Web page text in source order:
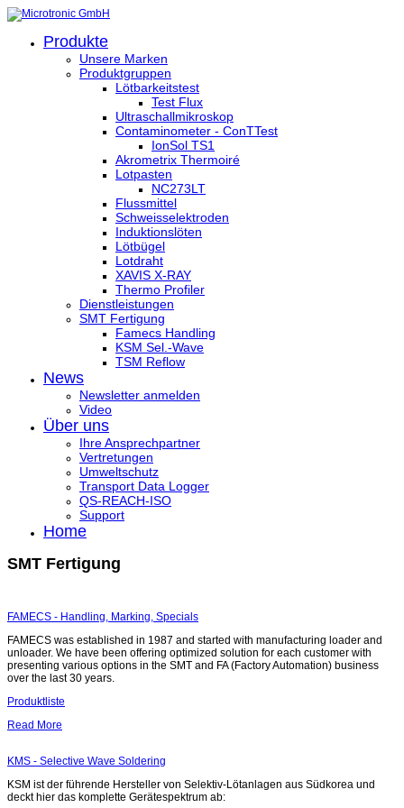
Produkte
Unsere Marken
Produktgruppen
Lötbarkeitstest
Test Flux
Ultraschallmikroskop
Contaminometer - ConTTest
IonSol TS1
Akrometrix Thermoiré
Lotpasten
NC273LT
Flussmittel
Schweisselektroden
Induktionslöten
Lötbügel
Lotdraht
XAVIS X-RAY
Thermo Profiler
Dienstleistungen
SMT Fertigung
Famecs Handling
KSM Sel.-Wave
TSM Reflow
News
Newsletter anmelden
Video
Über uns
Ihre Ansprechpartner
Vertretungen
Umweltschutz
Transport Data Logger
QS-REACH-ISO
Support
Home
SMT Fertigung
FAMECS - Handling, Marking, Specials
FAMECS was established in 1987 and started with manufacturing loader and
unloader. We have been offering optimized solution for each customer with
presenting various options in the SMT and FA (Factory Automation) business
over the last 30 years.
Produktliste
Read More
KMS - Selective Wave Soldering
KSM ist der führende Hersteller von Selektiv-Lötanlagen aus Südkorea und
deckt hier das komplette Gerätespektrum ab: